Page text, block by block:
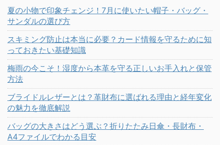
夏の小物で印象チェンジ！7月に使いたい帽子・バッグ・
サンダルの選び方
スキミング防止は本当に必要？カード情報を守るために知
っておきたい基礎知識
梅雨の今こそ！湿度から本革を守る正しいお手入れと保管
方法
ブライドルレザーとは？革財布に選ばれる理由と経年変化
の魅力を徹底解説
バッグの大きさはどう選ぶ？折りたたみ日傘・長財布・
A4ファイルでわかる目安